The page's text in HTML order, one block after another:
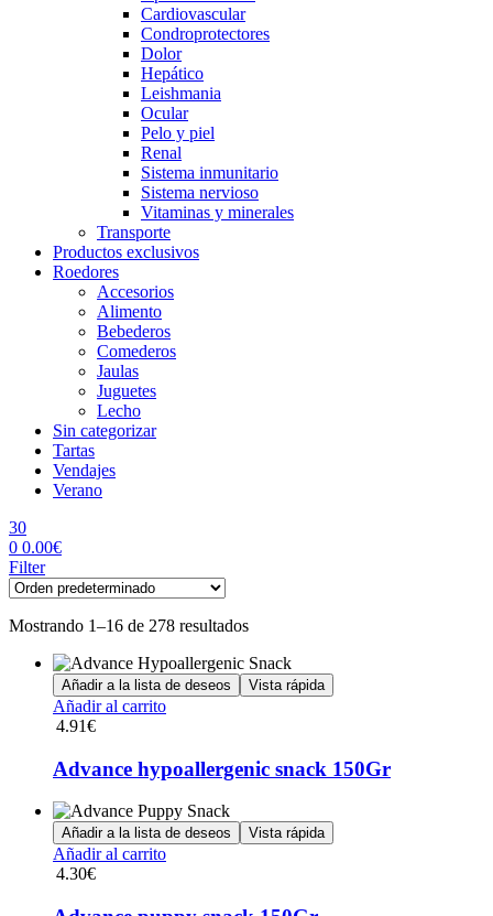
Cardiovascular
Condroprotectores
Dolor
Hepático
Leishmania
Ocular
Pelo y piel
Renal
Sistema inmunitario
Sistema nervioso
Vitaminas y minerales
Transporte
Productos exclusivos
Roedores
Accesorios
Alimento
Bebederos
Comederos
Jaulas
Juguetes
Lecho
Sin categorizar
Tartas
Vendajes
Verano
30
0 0.00€
Menu
Filter
Mostrando 1–16 de 278 resultados
Añadir a la lista de deseos Vista rápida
Añadir al carrito
4.91€
Advance hypoallergenic snack 150Gr
Añadir a la lista de deseos Vista rápida
Añadir al carrito
4.30€